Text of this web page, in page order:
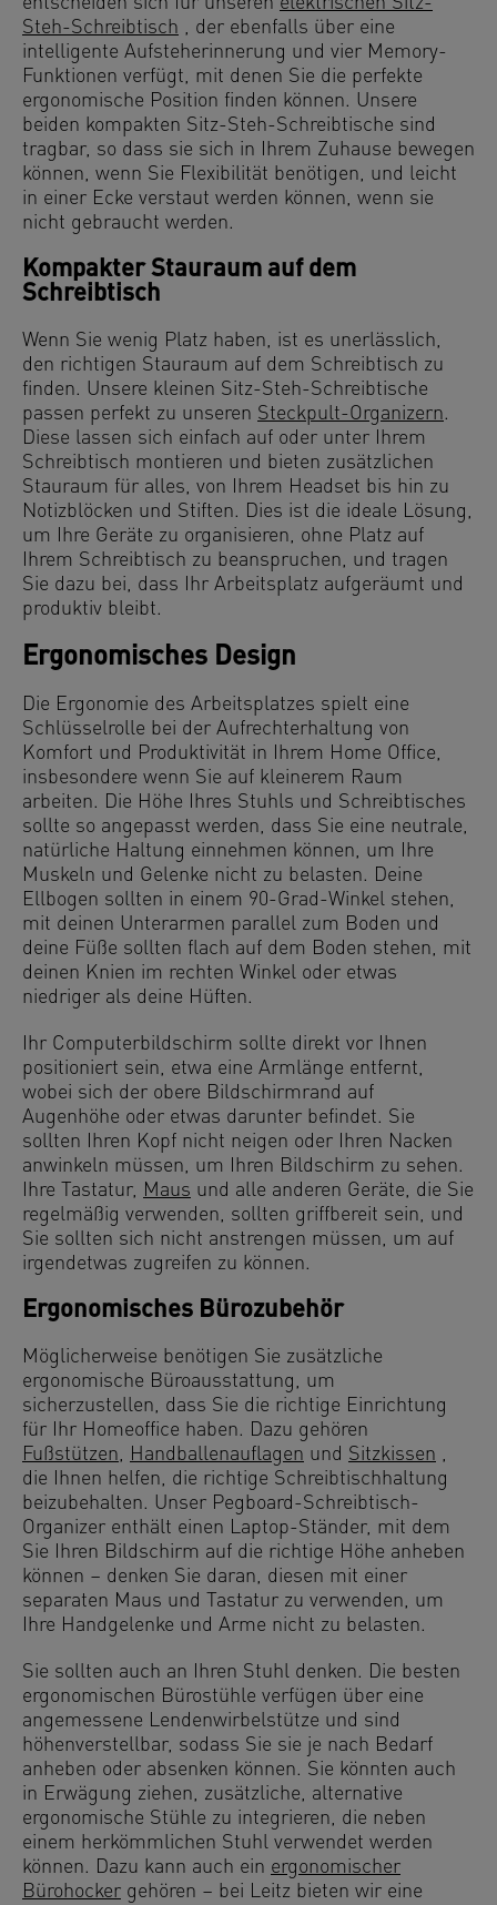
Steh-Schreibtisch , der ebenfalls über eine
intelligente Aufsteherinnerung und vier Memory-
Funktionen verfügt, mit denen Sie die perfekte
ergonomische Position finden können. Unsere
beiden kompakten Sitz-Steh-Schreibtische sind
tragbar, so dass sie sich in Ihrem Zuhause bewegen
können, wenn Sie Flexibilität benötigen, und leicht
in einer Ecke verstaut werden können, wenn sie
nicht gebraucht werden.
Kompakter Stauraum auf dem
Schreibtisch
Wenn Sie wenig Platz haben, ist es unerlässlich,
den richtigen Stauraum auf dem Schreibtisch zu
finden. Unsere kleinen Sitz-Steh-Schreibtische
passen perfekt zu unseren Steckpult-Organizern.
Diese lassen sich einfach auf oder unter Ihrem
Schreibtisch montieren und bieten zusätzlichen
Stauraum für alles, von Ihrem Headset bis hin zu
Notizblöcken und Stiften. Dies ist die ideale Lösung,
um Ihre Geräte zu organisieren, ohne Platz auf
Ihrem Schreibtisch zu beanspruchen, und tragen
Sie dazu bei, dass Ihr Arbeitsplatz aufgeräumt und
produktiv bleibt.
Ergonomisches Design
Die Ergonomie des Arbeitsplatzes spielt eine
Schlüsselrolle bei der Aufrechterhaltung von
Komfort und Produktivität in Ihrem Home Office,
insbesondere wenn Sie auf kleinerem Raum
arbeiten. Die Höhe Ihres Stuhls und Schreibtisches
sollte so angepasst werden, dass Sie eine neutrale,
natürliche Haltung einnehmen können, um Ihre
Muskeln und Gelenke nicht zu belasten. Deine
Ellbogen sollten in einem 90-Grad-Winkel stehen,
mit deinen Unterarmen parallel zum Boden und
deine Füße sollten flach auf dem Boden stehen, mit
deinen Knien im rechten Winkel oder etwas
niedriger als deine Hüften.
Ihr Computerbildschirm sollte direkt vor Ihnen
positioniert sein, etwa eine Armlänge entfernt,
wobei sich der obere Bildschirmrand auf
Augenhöhe oder etwas darunter befindet. Sie
sollten Ihren Kopf nicht neigen oder Ihren Nacken
anwinkeln müssen, um Ihren Bildschirm zu sehen.
Ihre Tastatur, Maus und alle anderen Geräte, die Sie
regelmäßig verwenden, sollten griffbereit sein, und
Sie sollten sich nicht anstrengen müssen, um auf
irgendetwas zugreifen zu können.
Ergonomisches Bürozubehör
Möglicherweise benötigen Sie zusätzliche
ergonomische Büroausstattung, um
sicherzustellen, dass Sie die richtige Einrichtung
für Ihr Homeoffice haben. Dazu gehören
Fußstützen, Handballenauflagen und Sitzkissen ,
die Ihnen helfen, die richtige Schreibtischhaltung
beizubehalten. Unser Pegboard-Schreibtisch-
Organizer enthält einen Laptop-Ständer, mit dem
Sie Ihren Bildschirm auf die richtige Höhe anheben
können – denken Sie daran, diesen mit einer
separaten Maus und Tastatur zu verwenden, um
Ihre Handgelenke und Arme nicht zu belasten.
Sie sollten auch an Ihren Stuhl denken. Die besten
ergonomischen Bürostühle verfügen über eine
angemessene Lendenwirbelstütze und sind
höhenverstellbar, sodass Sie sie je nach Bedarf
anheben oder absenken können. Sie könnten auch
in Erwägung ziehen, zusätzliche, alternative
ergonomische Stühle zu integrieren, die neben
einem herkömmlichen Stuhl verwendet werden
können. Dazu kann auch ein ergonomischer
Bürohocker gehören – bei Leitz bieten wir eine